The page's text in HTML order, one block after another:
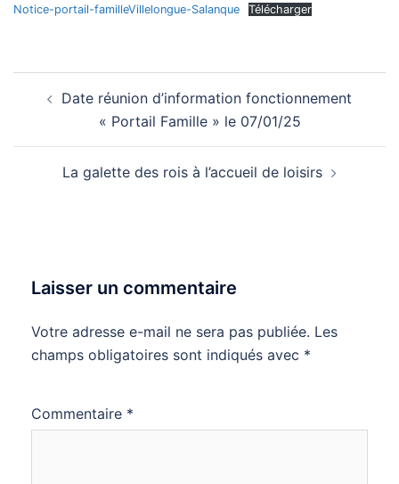
Notice-portail-familleVillelongue-Salanque Télécharger
d’articleDate réunion d’information fonctionnement
« Portail Famille » le 07/01/25
La galette des rois à l’accueil de loisirs
Laisser un commentaire
Votre adresse e-mail ne sera pas publiée. Les
champs obligatoires sont indiqués avec *
Commentaire *